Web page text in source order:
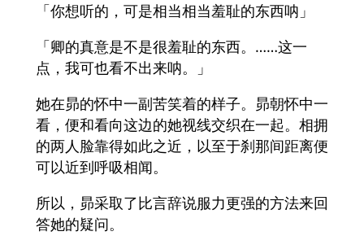
「你想听的，可是相当相当羞耻的东西呐」
「卿的真意是不是很羞耻的东西。……这一
点，我可也看不出来呐。」
她在昴的怀中一副苦笑着的样子。昴朝怀中一
看，便和看向这边的她视线交织在一起。相拥
的两人脸靠得如此之近，以至于刹那间距离便
可以近到呼吸相闻。
所以，昴采取了比言辞说服力更强的方法来回
答她的疑问。